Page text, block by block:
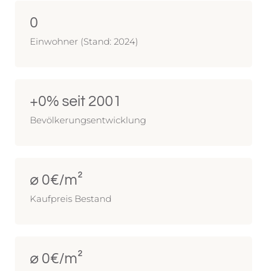
Einwohner (Stand: 2024)
0
Bevölkerungsentwicklung
+0% seit 2001
Kaufpreis Bestand
⌀ 0€/m²
⌀ 0€/m²